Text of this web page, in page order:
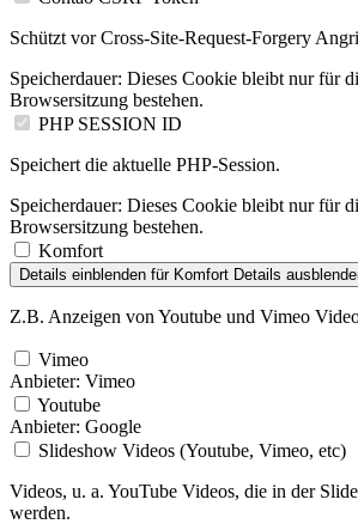
Schützt vor Cross-Site-Request-Forgery
Speicherdauer: Dieses Cookie bleibt nur für
Browsersitzung bestehen.
PHP SESSION ID
Speichert die aktuelle PHP-Session.
Speicherdauer: Dieses Cookie bleibt nur für
Browsersitzung bestehen.
Komfort
Details einblenden für Komfort Details
Z.B. Anzeigen von Youtube und Vimeo
Vimeo
Anbieter: Vimeo
Youtube
Anbieter: Google
Slideshow Videos (Youtube, Vimeo, etc)
Videos, u. a. YouTube Videos, die in der
werden.